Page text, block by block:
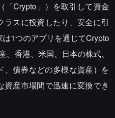
「Crypto」）を取引して資金
ラスに投資したり、安全に引
1つのアプリを通じてCrypto
香港、米国、日本の株式、
、債券などの多様な資産）を
産市場間で迅速に変換でき